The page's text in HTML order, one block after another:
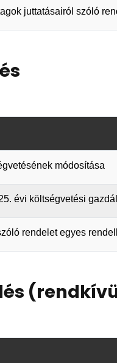
juttatásairól szóló
módosítása
évi költségvetési
rendelet egyes